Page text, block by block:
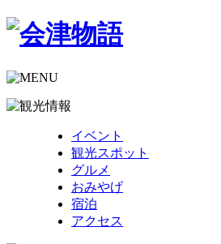
イベント
観光スポット
グルメ
おみやげ
宿泊
アクセス